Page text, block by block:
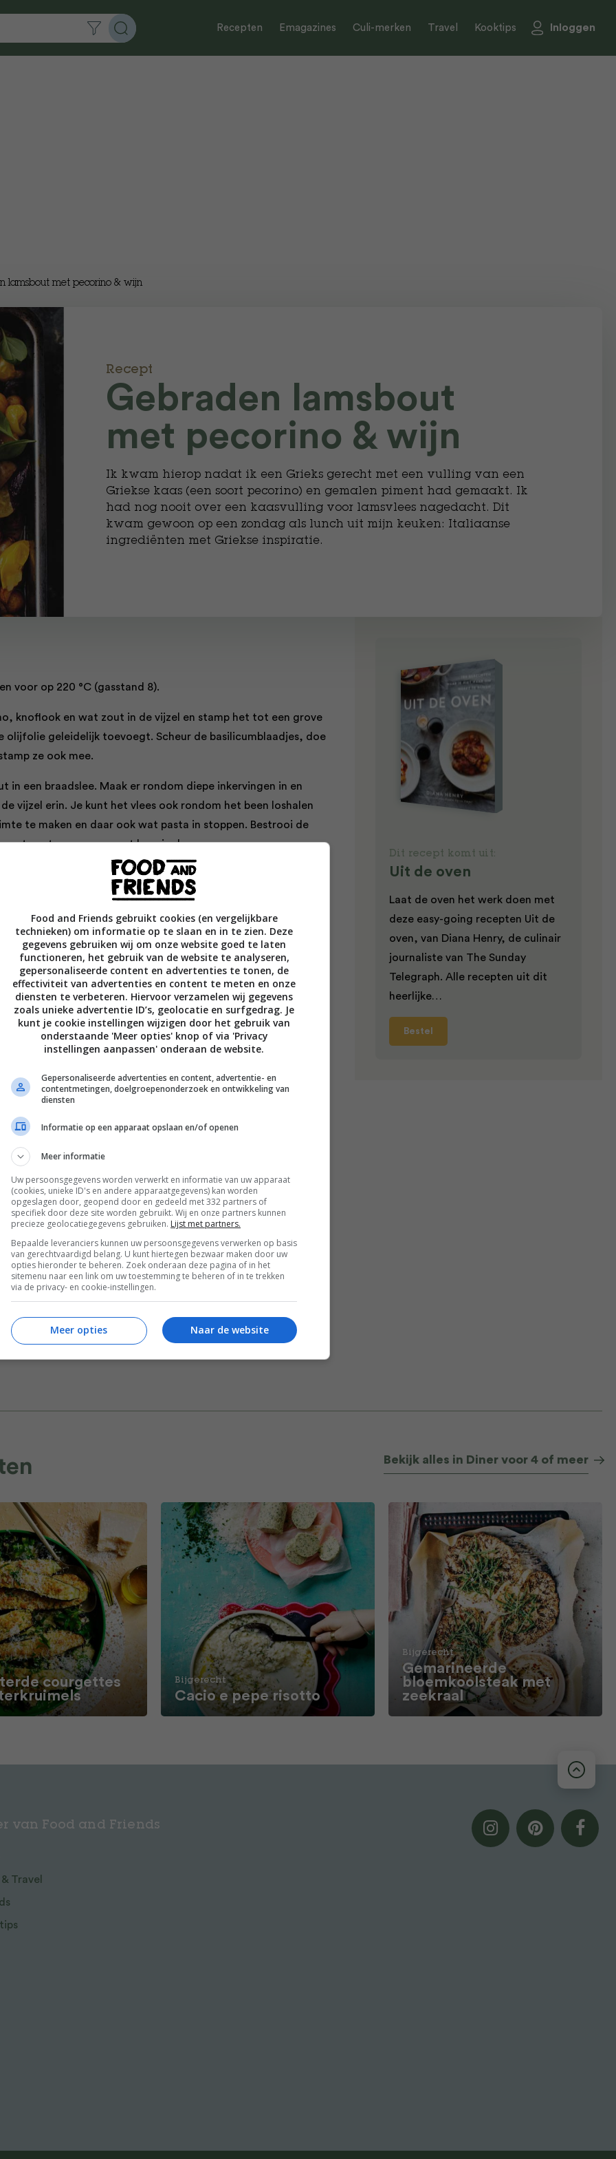
Recepten Emagazines Culi-merken Travel Kooktips Inloggen
lamsbout met pecorino & wijn
Recept
Gebraden lamsbout
met pecorino & wijn
Ik kwam hierop nadat ik een Grieks gerecht met een vulling van een
Griekse kaas (een soort pecorino) en gemalen piment had gemaakt. Ik
had nog nooit over een kaasvulling voor lamsvlees nagedacht. Dit
kwam gewoon op een zondag als lunch uit mijn keuken: Italiaanse
ingrediënten met Griekse inspiratie.
voor op 220 °C (gasstand 8).
knoflook en wat zout in de vijzel en stamp het tot een grove
olijfolie geleidelijk toevoegt. Scheur de basilicumblaadjes, doe
ze ook mee.
in een braadslee. Maak er rondom diepe inkervingen in en
vijzel erin. Je kunt het vlees ook rondom het been loshalen
te maken en daar ook wat pasta in stoppen. Bestrooi de
met zout en peper en zet hem in de oven.
15 minuten en verlaag de oventemperatuur dan naar 180 °C
de uien, aardappels en tomaten aan de braadslee toe, schep
in de pan, voeg iets meer olie toe als het nodig is om ze te
ze met zout en peper. Rooster alles nog 45 minuten;
minuten toe. Het vlees wordt rosé. Laat het iets langer in de
doorbakken wilt.
op een groot bord, dek hem af met aluminiumfolie, isoleer
daar oude hand- of theedoeken voor) en laat hem 15
de aardappels als ze zacht zijn af en houd ze op lage
in de oven terwijl het lamsvlees rust; als ze nog een beetje
je de oventemperatuur naar 200 °C (gasstand 6½) en zet je de
terug in de oven tot ze gaar zijn.
met de aardappels, tomaten en uien en als je wilt
basilicumblaadjes.
Bewaar recept
Gangen Gelegenheid Hoofdgerecht
Ovengerechten
Dit recept komt uit:
Uit de oven
Laat de oven het werk doen met
deze easy-going recepten Uit de
oven, van Diana Henry, de culinair
journaliste van The Sunday
Telegraph. Alle recepten uit dit
heerlijke…
Bestel
Bekijk alles in Diner voor 4 of meer
courgettes
Bijgerecht
Cacio e pepe risotto
Bijgerecht
Gemarineerde
bloemkoolsteak met
zeekraal
van Food and Friends
Travel
Food and Friends gebruikt cookies (en vergelijkbare
technieken) om informatie op te slaan en in te zien. Deze
gegevens gebruiken wij om onze website goed te laten
functioneren, het gebruik van de website te analyseren,
gepersonaliseerde content en advertenties te tonen, de
effectiviteit van advertenties en content te meten en onze
diensten te verbeteren. Hiervoor verzamelen wij gegevens
zoals unieke advertentie ID’s, geolocatie en surfgedrag. Je
kunt je cookie instellingen wijzigen door het gebruik van
onderstaande 'Meer opties' knop of via 'Privacy
instellingen aanpassen' onderaan de website.
Gepersonaliseerde advertenties en content, advertentie- en
contentmetingen, doelgroepenonderzoek en ontwikkeling van
diensten
Informatie op een apparaat opslaan en/of openen
Meer informatie
Uw persoonsgegevens worden verwerkt en informatie van uw apparaat
(cookies, unieke ID's en andere apparaatgegevens) kan worden
opgeslagen door, geopend door en gedeeld met 332 partners of
specifiek door deze site worden gebruikt. Wij en onze partners kunnen
precieze geolocatiegegevens gebruiken. Lijst met partners.
Bepaalde leveranciers kunnen uw persoonsgegevens verwerken op basis
van gerechtvaardigd belang. U kunt hiertegen bezwaar maken door uw
opties hieronder te beheren. Zoek onderaan deze pagina of in het
sitemenu naar een link om uw toestemming te beheren of in te trekken
via de privacy- en cookie-instellingen.
Naar de website
Meer opties